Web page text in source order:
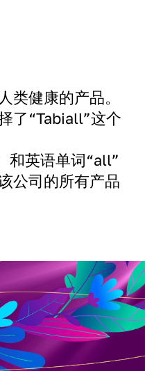
类健康的产品。
了“Tabiall”这个
和英语单词“all”
公司的所有产品